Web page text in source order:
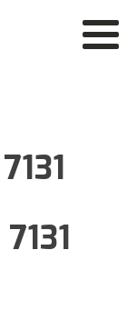
7131
7131